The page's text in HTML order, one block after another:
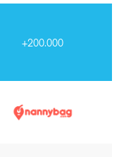
+200.000